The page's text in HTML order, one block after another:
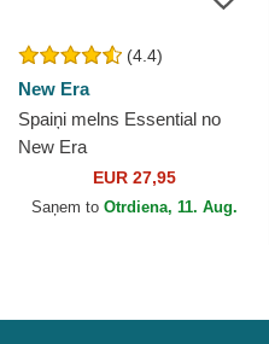
(4.4)
New Era
Spaiņi melns Essential no
New Era
EUR 27,95
Saņem to Otrdiena, 11. Aug.